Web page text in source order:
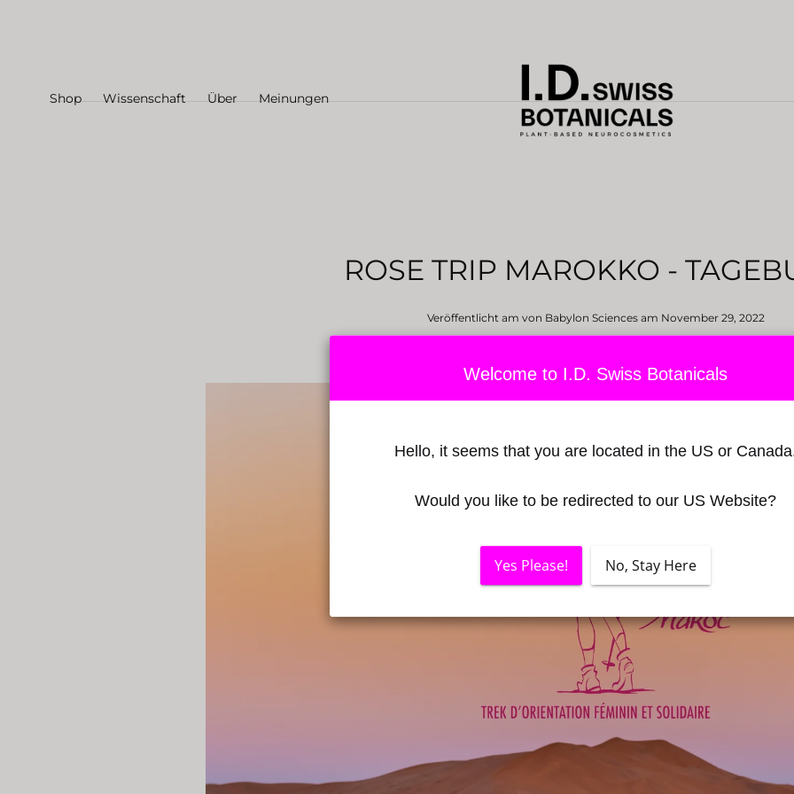
Shop Wissenschaft Über Meinungen
ROSE TRIP MAROKKO -
Veröffentlicht am von Babylon Sciencesam November 29, 2022
Welcome to I.D. Swiss Botanicals
Hello, it seems that you are located in the US or
Would you like to be redirected to our US Website?
Yes Please! No, Stay Here